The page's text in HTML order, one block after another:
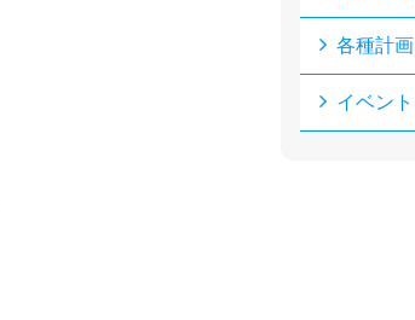
各種計画
イベント